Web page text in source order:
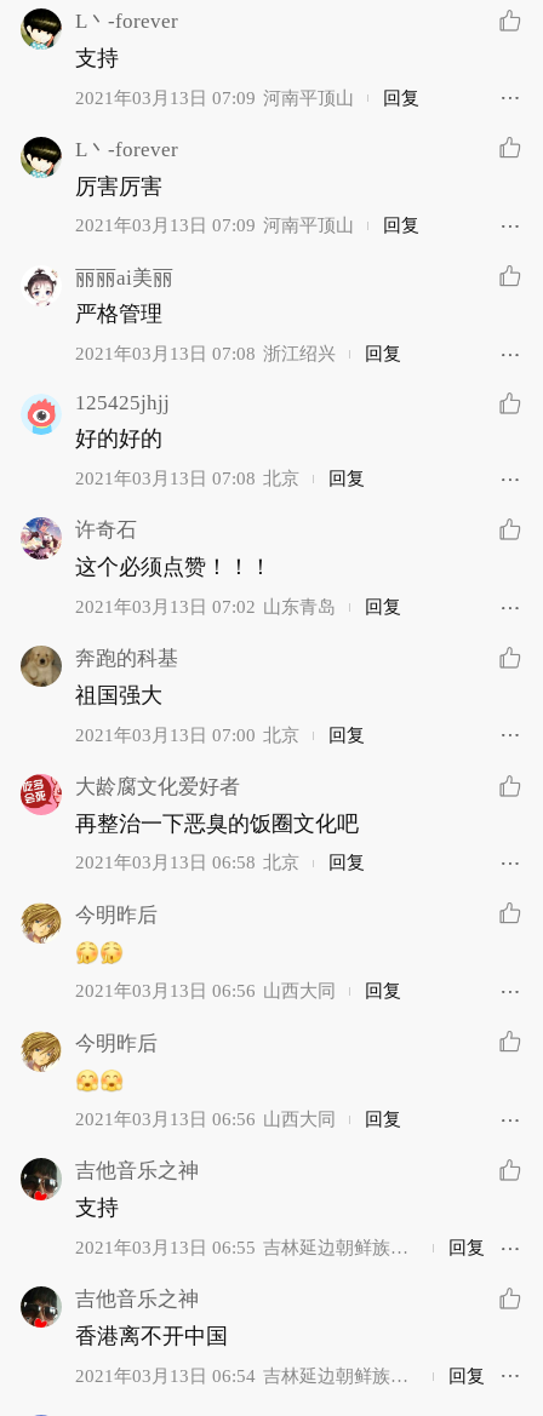
L丶-forever
支持
2021年03月13日 07:09 河南平顶山 回复
L丶-forever
厉害厉害
2021年03月13日 07:09 河南平顶山 回复
丽丽ai美丽
严格管理
2021年03月13日 07:08 浙江绍兴 回复
125425jhjj
好的好的
2021年03月13日 07:08 北京 回复
许奇石
这个必须点赞！！！
2021年03月13日 07:02 山东青岛 回复
奔跑的科基
祖国强大
2021年03月13日 07:00 北京 回复
大龄腐文化爱好者
再整治一下恶臭的饭圈文化吧
2021年03月13日 06:58 北京 回复
今明昨后
2021年03月13日 06:56 山西大同 回复
今明昨后
2021年03月13日 06:56 山西大同 回复
吉他音乐之神
支持
2021年03月13日 06:55 吉林延边朝鲜族自
回复
吉他音乐之神
香港离不开中国
2021年03月13日 06:54 吉林延边朝鲜族自
回复